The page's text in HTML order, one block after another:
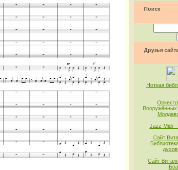
Поиск
Друзья
Нотная
Вооружённых
Jazz-Midi -
Сайт
Сайт